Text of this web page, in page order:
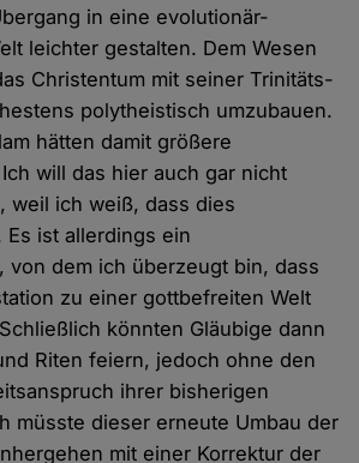
in eine evolutionär-
leichter gestalten. Dem Wesen
Christentum mit seiner Trinitäts-
polytheistisch umzubauen.
hätten damit größere
will das hier auch gar nicht
weil ich weiß, dass dies
Es ist allerdings ein
von dem ich überzeugt bin, dass
zu einer gottbefreiten Welt
könnten Gläubige dann
Riten feiern, jedoch ohne den
ihrer bisherigen
müsste dieser erneute Umbau der
mit einer Korrektur der